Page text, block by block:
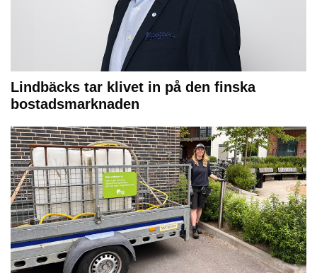
Lindbäcks tar klivet in på den finska
bostadsmarknaden